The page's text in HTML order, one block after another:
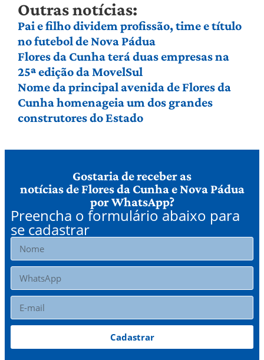
Outras notícias:
Pai e filho dividem profissão, time e título
no futebol de Nova Pádua
Flores da Cunha terá duas empresas na
25ª edição da MovelSul
Nome da principal avenida de Flores da
Cunha homenageia um dos grandes
construtores do Estado
Gostaria de receber as
notícias de Flores da Cunha e Nova Pádua
por WhatsApp?
Preencha o formulário abaixo para
se cadastrar
Cadastrar